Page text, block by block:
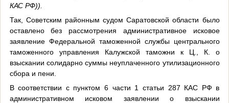
КАС РФ)).
Так, Советским районным судом Саратовской области было
оставлено без рассмотрения административное исковое
заявление Федеральной таможенной службы центрального
таможенного управления Калужской таможни к Ц., К. о
взыскании солидарно суммы неуплаченного утилизационного
сбора и пени.
В соответствии с пунктом 6 части 1 статьи 287 КАС РФ в
административном исковом заявлении о взыскании